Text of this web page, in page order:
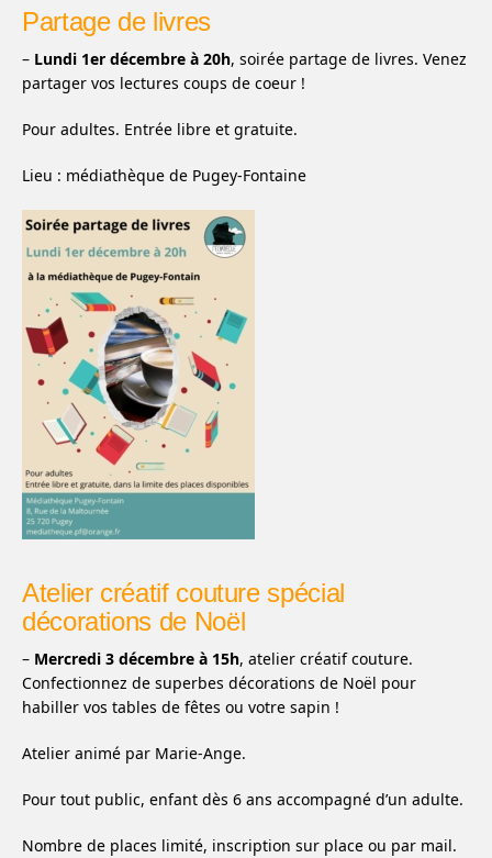
Partage de livres
– Lundi 1er décembre à 20h, soirée partage de livres. Venez
partager vos lectures coups de coeur !
Pour adultes. Entrée libre et gratuite.
Lieu : médiathèque de Pugey-Fontaine
Atelier créatif couture spécial
décorations de Noël
– Mercredi 3 décembre à 15h, atelier créatif couture.
Confectionnez de superbes décorations de Noël pour
habiller vos tables de fêtes ou votre sapin !
Atelier animé par Marie-Ange.
Pour tout public, enfant dès 6 ans accompagné d’un adulte.
Nombre de places limité, inscription sur place ou par mail.